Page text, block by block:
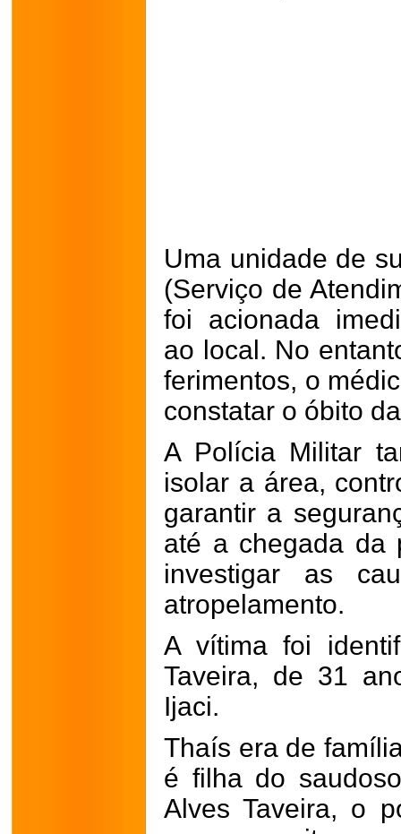
Uma unidade de
(Serviço de
foi acionada
ao local. No
ferimentos, o
constatar o óbito
A Polícia Militar
isolar a área,
garantir a
até a chegada da
investigar as
atropelamento.
A vítima foi
Taveira, de 31
Ijaci.
Thaís era de
é filha do
Alves Taveira, o